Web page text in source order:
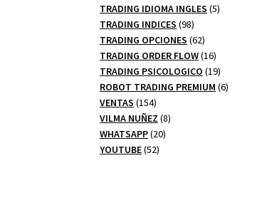
productos
TRADING IDIOMA INGLES 55
TRADING INDICES 9898
productos
TRADING OPCIONES 6262
productos
TRADING ORDER FLOW 1616
productos
TRADING PSICOLOGICO 1919
productos
ROBOT TRADING PREMIUM 66
VENTAS 154154
productos
VILMA NUÑEZ 88
WHATSAPP 2020
YOUTUBE 5252